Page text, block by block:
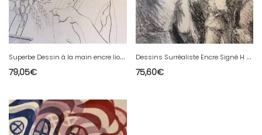
S
uperbe Dessin à la main encre lion panier feuille acanthe 1865 taille A3
79,05€
D
essins Surréaliste Encre Signé H Wichmann 1935 Expressionniste
75,60€